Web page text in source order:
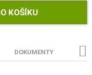
DOKUMENTY